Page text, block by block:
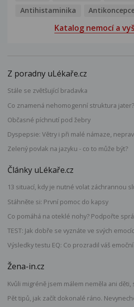
Antihistaminika
Katalog nemocí a
Z poradny uLékaře.cz
Stále se zvětšující bradavka
Co znamená nehomogenní struktura jater?
Občasné píchnutí pod žebry
Dyspepsie: Větry i při malé námaze,
Zelený povlak na jazyku - co to může být?
Články uLékaře.cz
13 situací, kdy je nutné volat záchrannou
Stáhněte si: První pomoc do kapsy
Co pomáhá na oteklé nohy? Podpořte
TEST: Jak dobře se vyznáte ve svých
Výsledky testu EQ: Co prozradil váš
Žena-in.cz
Kvůli migréně jsem málem neměla ani
Pět tipů, jak začít dokonalé ráno.